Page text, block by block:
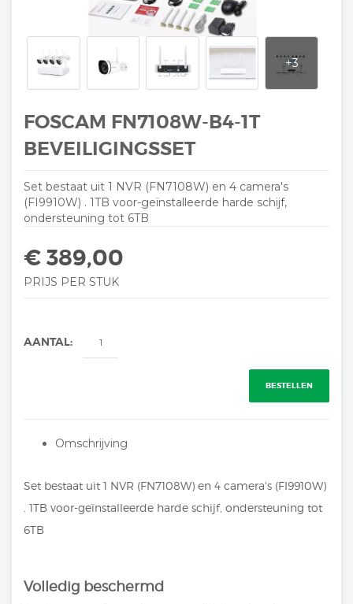
FOSCAM FN7108W-B4-1T
BEVEILIGINGSSET
Set bestaat uit 1 NVR (FN7108W) en 4 camera's
(FI9910W) . 1TB voor-geïnstalleerde harde schijf,
ondersteuning tot 6TB
€ 389,00
PRIJS PER STUK
AANTAL:
BESTELLEN
Omschrijving
Set bestaat uit 1 NVR (FN7108W) en 4 camera's (FI9910W)
. 1TB voor-geïnstalleerde harde schijf, ondersteuning tot
6TB
Volledig beschermd